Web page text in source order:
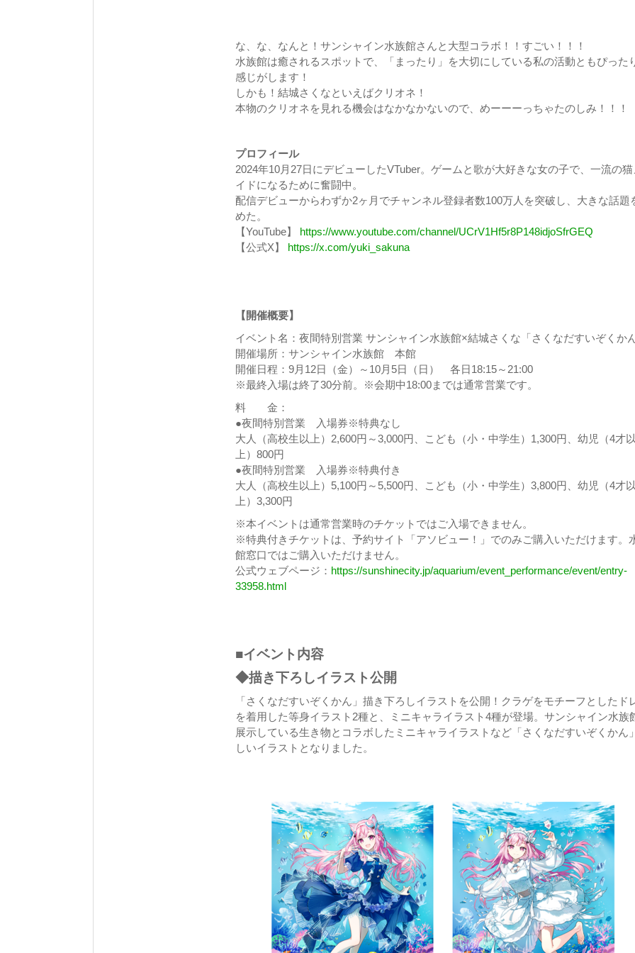
な、な、なんと！サンシャイン水族館さんと大型コラボ！！すごい！！！
水族館は癒されるスポットで、「まったり」を大切にしている私の活動ともぴった
感じがします！
しかも！結城さくなといえばクリオネ！
本物のクリオネを見れる機会はなかなかないので、めーーーっちゃたのしみ！！！
プロフィール
2024年10月27日にデビューしたVTuber。ゲームと歌が大好きな女の子で、一流の猫
イドになるために奮闘中。
配信デビューからわずか2ヶ月でチャンネル登録者数100万人を突破し、大きな話題
めた。
【YouTube】 https://www.youtube.com/channel/UCrV1Hf5r8P148idjoSfrGEQ
【公式X】 https://x.com/yuki_sakuna
【開催概要】
イベント名：夜間特別営業 サンシャイン水族館×結城さくな「さくなだすいぞくかん
開催場所：サンシャイン水族館 本館
開催日程：9月12日（金）～10月5日（日） 各日18:15～21:00
※最終入場は終了30分前。※会期中18:00までは通常営業です。
料 金：
●夜間特別営業 入場券※特典なし
大人（高校生以上）2,600円～3,000円、こども（小・中学生）1,300円、幼児（4才以
上）800円
●夜間特別営業 入場券※特典付き
大人（高校生以上）5,100円～5,500円、こども（小・中学生）3,800円、幼児（4才以
上）3,300円
※本イベントは通常営業時のチケットではご入場できません。
※特典付きチケットは、予約サイト「アソビュー！」でのみご購入いただけます。
館窓口ではご購入いただけません。
公式ウェブページ： https://sunshinecity.jp/aquarium/event_performance/event/entry-
33958.html
■イベント内容
◆描き下ろしイラスト公開
「さくなだすいぞくかん」描き下ろしイラストを公開！クラゲをモチーフとしたド
を着用した等身イラスト2種と、ミニキャライラスト4種が登場。サンシャイン水族
展示している生き物とコラボしたミニキャライラストなど「さくなだすいぞくかん
しいイラストとなりました。